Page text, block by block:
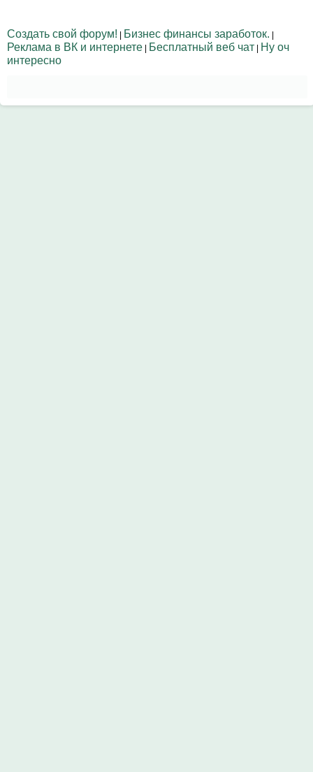
Создать свой форум! | Бизнес финансы заработок. |
Реклама в ВК и интернете | Бесплатный веб чат | Ну оч
интересно